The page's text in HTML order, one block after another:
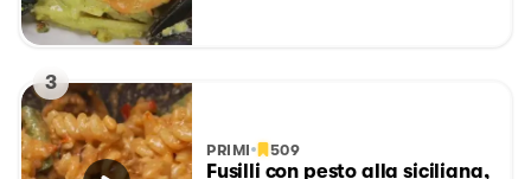
3
PRIMI 509
Fusilli con pesto alla siciliana,